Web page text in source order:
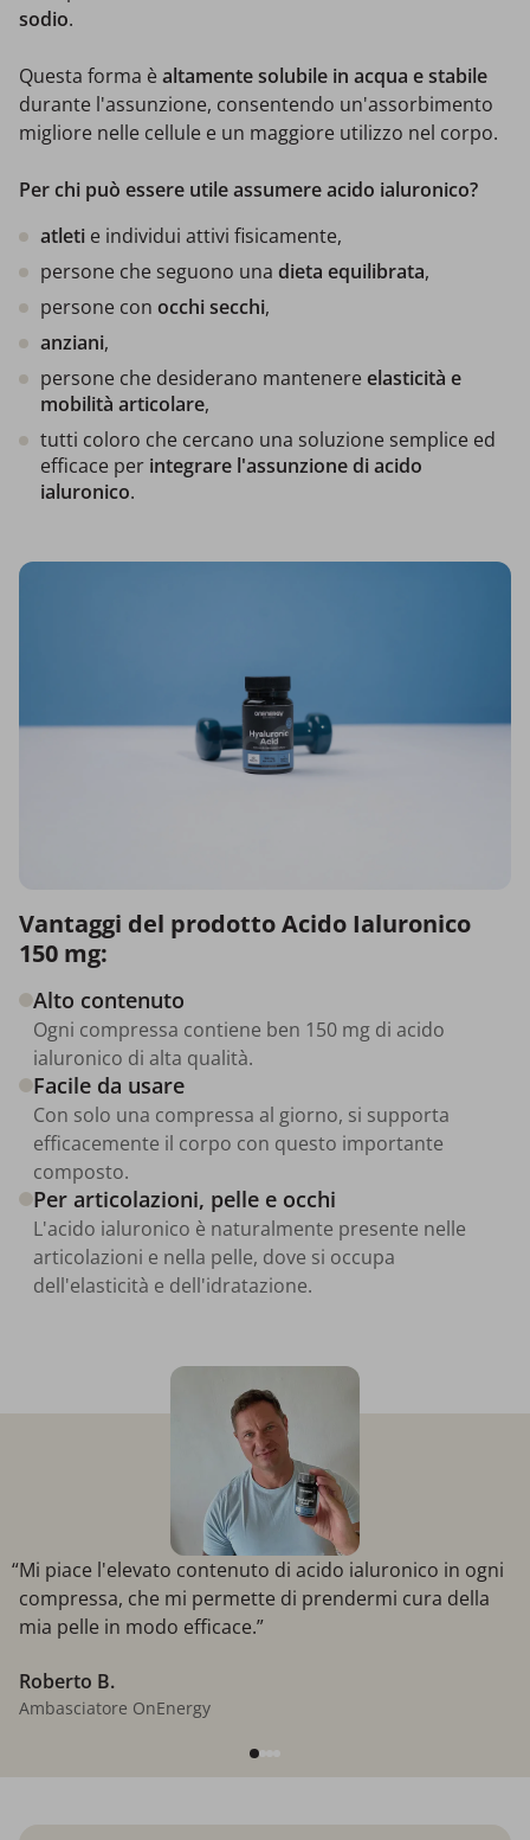
sodio.
Questa forma è altamente solubile in acqua e stabile
durante l'assunzione, consentendo un'assorbimento
migliore nelle cellule e un maggiore utilizzo nel corpo.
Per chi può essere utile assumere acido ialuronico?
atleti e individui attivi fisicamente,
persone che seguono una dieta equilibrata,
persone con occhi secchi,
anziani,
persone che desiderano mantenere elasticità e
mobilità articolare,
tutti coloro che cercano una soluzione semplice ed
efficace per integrare l'assunzione di acido
ialuronico.
Vantaggi del prodotto Acido Ialuronico
150 mg:
Alto contenuto
Ogni compressa contiene ben 150 mg di acido
ialuronico di alta qualità.
Facile da usare
Con solo una compressa al giorno, si supporta
efficacemente il corpo con questo importante
composto.
Per articolazioni, pelle e occhi
L'acido ialuronico è naturalmente presente nelle
articolazioni e nella pelle, dove si occupa
dell'elasticità e dell'idratazione.
“Mi piace l'elevato contenuto di acido ialuronico in ogni
compressa, che mi permette di prendermi cura della
mia pelle in modo efficace.”
Roberto B.
Ambasciatore OnEnergy